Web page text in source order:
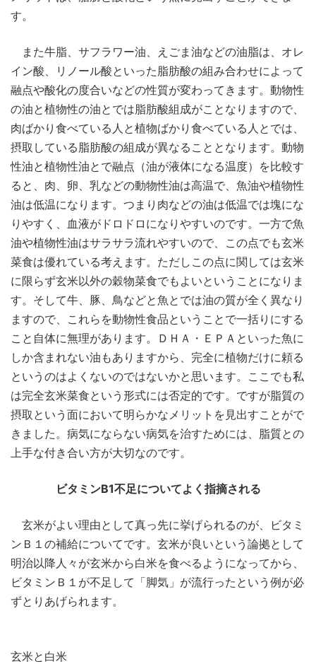
す。
また牛脂、サフラワー油、えごま油などの油脂は、オレ
イン酸、リノール酸といった脂肪酸の組み合わせによって
融点や酸化の度合いなどの性質が変わってきます。動物性
の油と植物性の油とでは脂肪酸組成がことなりますので、
肉ばかり食べている人と植物ばかり食べている人とでは、
摂取している脂肪酸の組成が異なることとなります。動物
性油と植物性油とで融点（油が液体になる温度）を比較す
ると、肉、卵、乳などの動物性油は高温で、魚油や植物性
油は低温になります。つまり肉などの油は低温では塊にな
りやすく、血液がドロドロになりやすいのです。一方で魚
油や植物性油はサラサラ流れやすいので、この点でも玄米
菜食は優れている考えます。ただしこの点に関しては玄米
に限らず玄米以外の穀物菜食でもよいということになりま
す。そして牛、豚、鳥などと魚とでは油の質が全く異なり
ますので、これらを動物性食品ということで一括りにする
こと自体に無理があります。ＤＨＡ・ＥＰＡといった魚に
しか含まれない油もありますから、完全に植物だけに頼る
というのはよくないのではないかと思います。ここでも私
は完全玄米菜食という形式には否定的です。ですが脂質の
摂取という面において明らかなメリットを見出すことがで
きました。病気にならない病気を治すためには、脂質との
上手な付き合い方が大切なのです。
ビタミンB1不足についてよく指摘される
玄米がよい理由として真っ先に挙げられるのが、ビタミ
ンＢ１の補給についてです。玄米が良いという論拠として
明治以降人々が玄米から白米を食べるようになってから、
ビタミンＢ１が不足して「脚気」が流行ったという例が必
ずとりあげられます。
玄米と白米